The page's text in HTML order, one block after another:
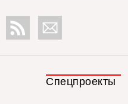
Спецпроекты